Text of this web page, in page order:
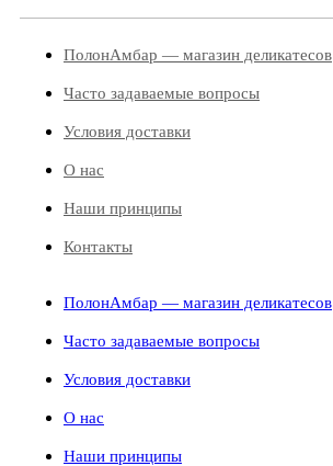
ПолонАмбар — магазин деликатесов
Часто задаваемые вопросы
Условия доставки
О нас
Наши принципы
Контакты
ПолонАмбар — магазин деликатесов
Часто задаваемые вопросы
Условия доставки
О нас
Наши принципы